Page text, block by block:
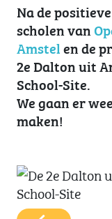
Na de
scholen van
Amstelen de
2e Dalton uit
School-Site.
We gaan er
maken!